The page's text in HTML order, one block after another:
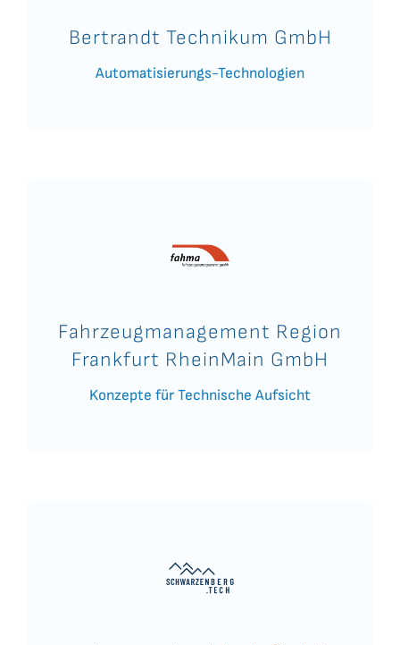
Bertrandt Technikum GmbH
Automatisierungs-Technologien
Fahrzeugmanagement Region
Frankfurt RheinMain GmbH
Konzepte für Technische Aufsicht